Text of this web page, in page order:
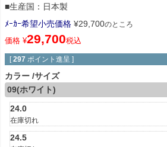
■生産国：日本製
ﾒｰｶｰ希望小売価格 ¥29,700のところ
価格 ¥29,700税込
[ 297 ポイント進呈 ]
カラー サイズ
09(ホワイト)
24.0
在庫切れ
24.5